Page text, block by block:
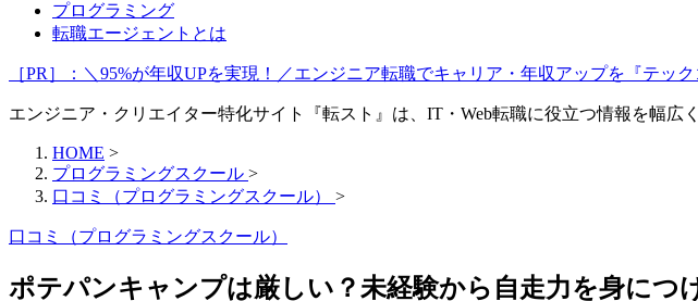
プログラミング
転職エージェントとは
［PR］：＼95%が年収UPを実現！／エンジニア転職でキャリア・年収アップを『テッ
エンジニア・クリエイター特化サイト『転スト』は、IT・Web転職に役立つ情報を幅広く
HOME >
プログラミングスクール >
口コミ（プログラミングスクール）
>
口コミ（プログラミングスクール）
ポテパンキャンプは厳しい？未経験から自走力を身に